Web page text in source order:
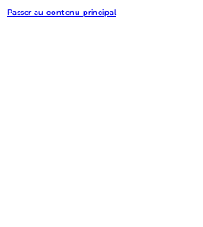
Passer au contenu principal